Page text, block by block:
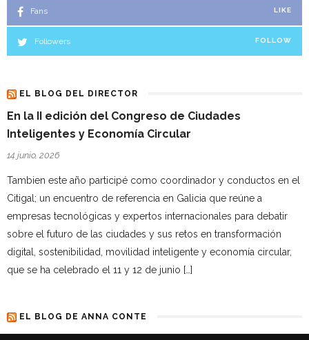
Fans LIKE
Followers FOLLOW
EL BLOG DEL DIRECTOR
En la II edición del Congreso de Ciudades
Inteligentes y Economía Circular
14 junio, 2026
Tambien este año participé como coordinador y conductos en el
Citigal; un encuentro de referencia en Galicia que reúne a
empresas tecnológicas y expertos internacionales para debatir
sobre el futuro de las ciudades y sus retos en transformación
digital, sostenibilidad, movilidad inteligente y economía circular,
que se ha celebrado el 11 y 12 de junio […]
EL BLOG DE ANNA CONTE